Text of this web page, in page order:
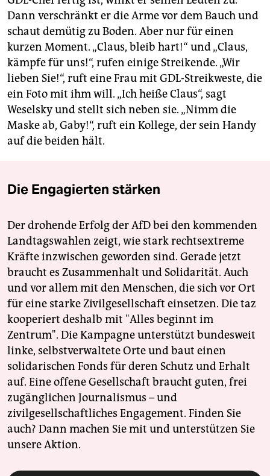
Dann verschränkt er die Arme vor dem Bauch und
schaut demütig zu Boden. Aber nur für einen
kurzen Moment. „Claus, bleib hart!“ und „Claus,
kämpfe für uns!“, rufen einige Streikende. „Wir
lieben Sie!“, ruft eine Frau mit GDL-Streikweste, die
ein Foto mit ihm will. „Ich heiße Claus“, sagt
Weselsky und stellt sich neben sie. „Nimm die
Maske ab, Gaby!“, ruft ein Kollege, der sein Handy
auf die beiden hält.
Die Engagierten stärken
Der drohende Erfolg der AfD bei den kommenden
Landtagswahlen zeigt, wie stark rechtsextreme
Kräfte inzwischen geworden sind. Gerade jetzt
braucht es Zusammenhalt und Solidarität. Auch
und vor allem mit den Menschen, die sich vor Ort
für eine starke Zivilgesellschaft einsetzen. Die taz
kooperiert deshalb mit "Alles beginnt im
Zentrum". Die Kampagne unterstützt bundesweit
linke, selbstverwaltete Orte und baut einen
solidarischen Fonds für deren Schutz und Erhalt
auf. Eine offene Gesellschaft braucht guten, frei
zugänglichen Journalismus – und
zivilgesellschaftliches Engagement. Finden Sie
auch? Dann machen Sie mit und unterstützen Sie
unsere Aktion.